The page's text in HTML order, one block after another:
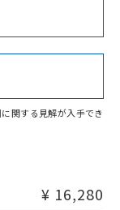
Cr(VI)
す。
合状況ページへ
ご検索ください
関する見解が入手でき
¥ 16,280